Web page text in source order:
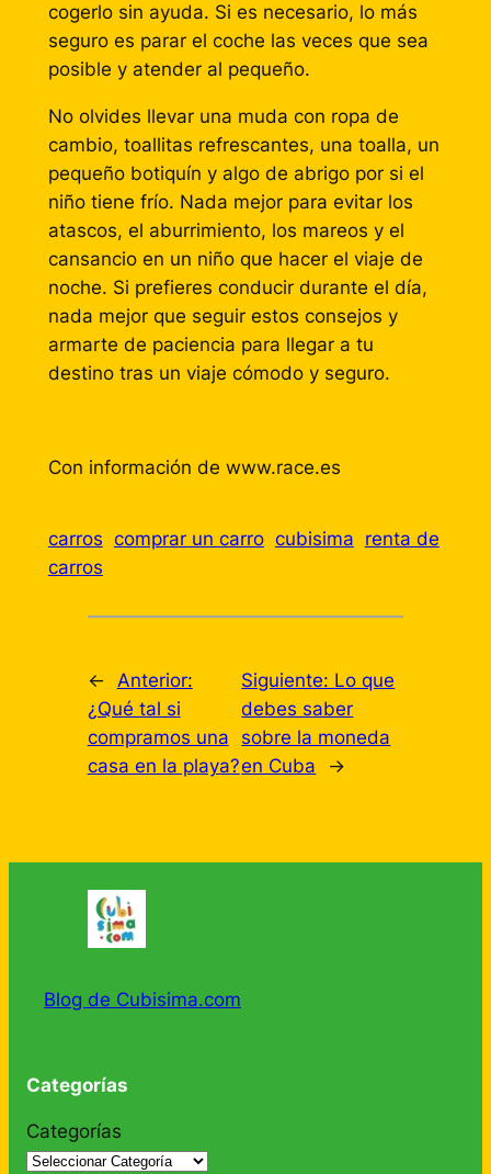
cogerlo sin ayuda. Si es necesario, lo más
seguro es parar el coche las veces que sea
posible y atender al pequeño.
No olvides llevar una muda con ropa de
cambio, toallitas refrescantes, una toalla, un
pequeño botiquín y algo de abrigo por si el
niño tiene frío. Nada mejor para evitar los
atascos, el aburrimiento, los mareos y el
cansancio en un niño que hacer el viaje de
noche. Si prefieres conducir durante el día,
nada mejor que seguir estos consejos y
armarte de paciencia para llegar a tu
destino tras un viaje cómodo y seguro.
Con información de www.race.es
carros comprar un carro cubisima renta de
carros
← Anterior:
¿Qué tal si
compramos una
casa en la playa?
Siguiente: Lo que
debes saber
sobre la moneda
en Cuba
→
Blog de Cubisima.com
Categorías
Categorías